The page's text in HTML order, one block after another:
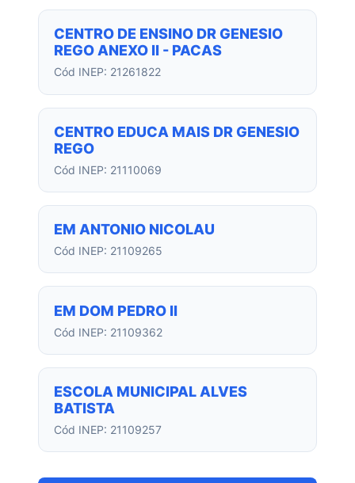
CENTRO DE ENSINO DR GENESIO
REGO ANEXO II - PACAS
Cód INEP: 21261822
CENTRO EDUCA MAIS DR GENESIO
REGO
Cód INEP: 21110069
EM ANTONIO NICOLAU
Cód INEP: 21109265
EM DOM PEDRO II
Cód INEP: 21109362
ESCOLA MUNICIPAL ALVES
BATISTA
Cód INEP: 21109257